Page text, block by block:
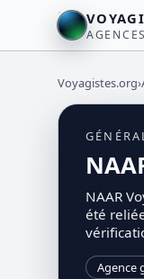
Voyagistes.org›
NAAR
été
Agence